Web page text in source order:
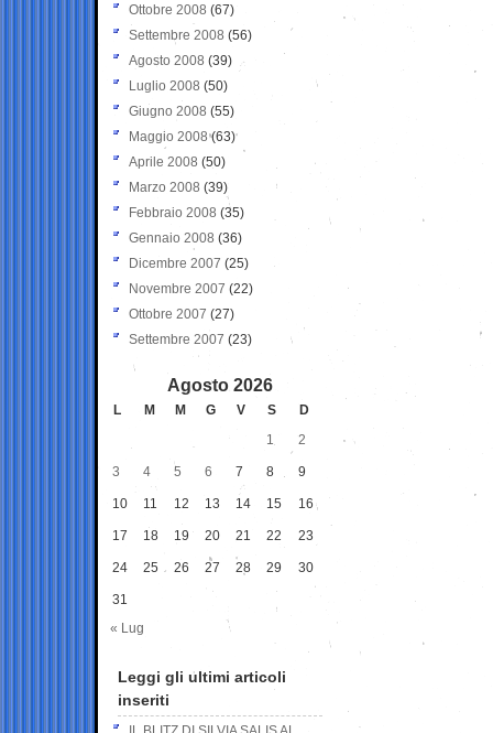
Ottobre 2008 (67)
Settembre 2008 (56)
Agosto 2008 (39)
Luglio 2008 (50)
Giugno 2008 (55)
Maggio 2008(63)
Aprile 2008 (50)
Marzo 2008 (39)
Febbraio 2008 (35)
Gennaio 2008 (36)
Dicembre 2007 (25)
Novembre 2007 (22)
Ottobre 2007 (27)
Settembre 2007 (23)
Agosto 2026
L M M G V S
D
1
2
3 4 5 6 7 8 9
10 11 12 13 14 15 16
17 18 19 20 21 22 23
24 25 26 27 28 29 30
31
« Lug
Leggi gli ultimi articoli
inseriti